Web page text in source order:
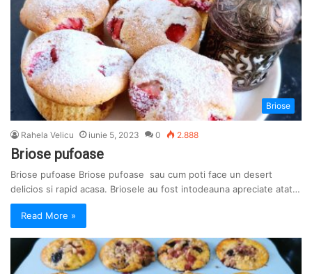
Briose
Rahela Velicu iunie 5, 2023 0 2.888
Briose pufoase
Briose pufoase Briose pufoase sau cum poti face un desert
delicios si rapid acasa. Briosele au fost intodeauna apreciate atat…
Read More »